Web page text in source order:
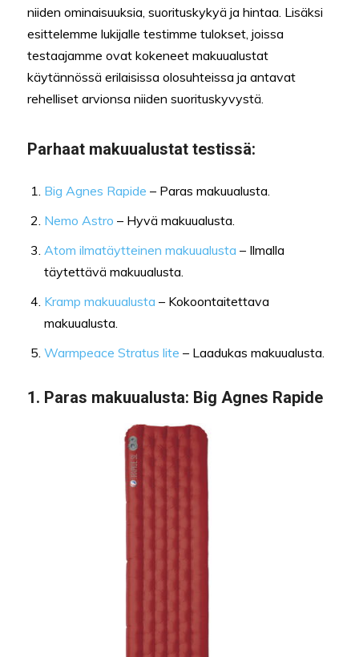
niiden ominaisuuksia, suorituskykyä ja hintaa. Lisäksi
esittelemme lukijalle testimme tulokset, joissa
testaajamme ovat kokeneet makuualustat
käytännössä erilaisissa olosuhteissa ja antavat
rehelliset arvionsa niiden suorituskyvystä.
Parhaat makuualustat testissä:
Big Agnes Rapide – Paras makuualusta.
Nemo Astro – Hyvä makuualusta.
Atom ilmatäytteinen makuualusta – Ilmalla
täytettävä makuualusta.
Kramp makuualusta – Kokoontaitettava
makuualusta.
Warmpeace Stratus lite – Laadukas makuualusta.
1. Paras makuualusta: Big Agnes Rapide